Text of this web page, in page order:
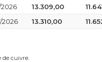
13.309,00
2026 13.310,00
de cuivre.